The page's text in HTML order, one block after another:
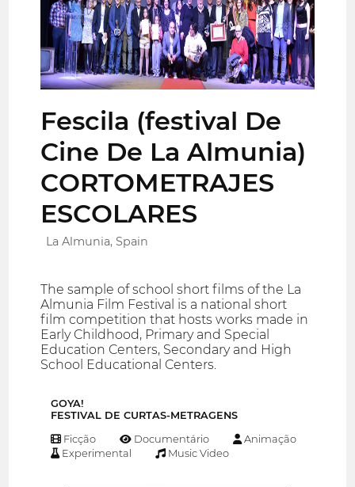
Fescila (festival De
Cine De La Almunia)
CORTOMETRAJES
ESCOLARES
La Almunia, Spain
The sample of school short films of the La
Almunia Film Festival is a national short
film competition that hosts works made in
Early Childhood, Primary and Special
Education Centers, Secondary and High
School Educational Centers.
GOYA!
FESTIVAL DE CURTAS-METRAGENS
Ficção Documentário
Animação
Experimental
Music Video